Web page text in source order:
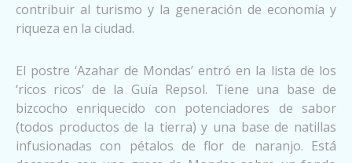
contribuir al turismo y la generación de economía y
riqueza en la ciudad.
El postre ‘Azahar de Mondas’ entró en la lista de los
‘ricos ricos’ de la Guía Repsol. Tiene una base de
bizcocho enriquecido con potenciadores de sabor
(todos productos de la tierra) y una base de natillas
infusionadas con pétalos de flor de naranjo. Está